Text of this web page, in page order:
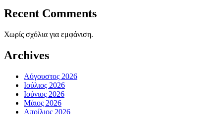
Recent Comments
Χωρίς σχόλια για εμφάνιση.
Archives
Αύγουστος 2026
Ιούλιος 2026
Ιούνιος 2026
Μάιος 2026
Απρίλιος 2026